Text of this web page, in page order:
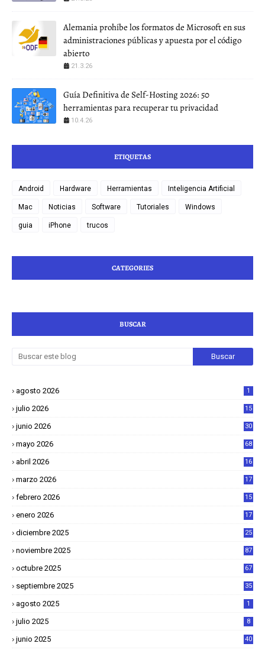
Alemania prohíbe los formatos de Microsoft en sus
administraciones públicas y apuesta por el código
abierto
21.3.26
Guía Definitiva de Self-Hosting 2026: 50
herramientas para recuperar tu privacidad
10.4.26
ETIQUETAS
Android Hardware Herramientas Inteligencia Artificial
Mac Noticias Software Tutoriales Windows
guia iPhone trucos
CATEGORIES
BUSCAR
agosto 2026 1
julio 2026 15
junio 2026 30
mayo 2026 68
abril 2026
16
marzo 2026
17
febrero 2026
15
enero 2026
17
diciembre 2025
25
noviembre 2025 87
octubre 2025 67
septiembre 2025 35
agosto 2025 1
julio 2025 8
junio 2025 40